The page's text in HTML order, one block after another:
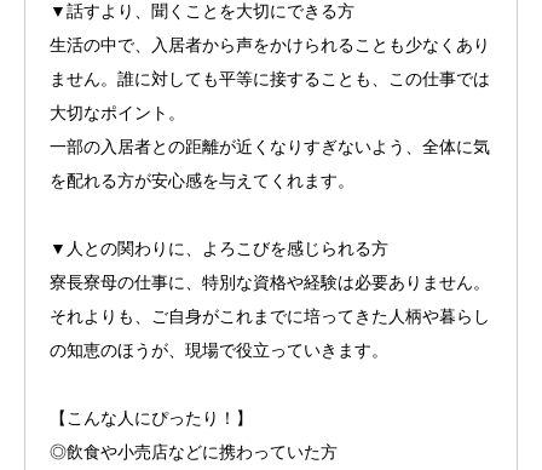
▼話すより、聞くことを大切にできる方
生活の中で、入居者から声をかけられることも少なくあり
ません。誰に対しても平等に接することも、この仕事では
大切なポイント。
一部の入居者との距離が近くなりすぎないよう、全体に気
を配れる方が安心感を与えてくれます。
▼人との関わりに、よろこびを感じられる方
寮長寮母の仕事に、特別な資格や経験は必要ありません。
それよりも、ご自身がこれまでに培ってきた人柄や暮らし
の知恵のほうが、現場で役立っていきます。
【こんな人にぴったり！】
◎飲食や小売店などに携わっていた方